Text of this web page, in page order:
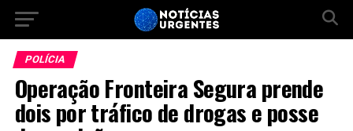
POLÍCIA
Operação Fronteira Segura prende
dois por tráfico de drogas e posse